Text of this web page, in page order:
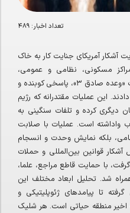
تعداد اخبار: ۴۸۹
آشکار آمریکای جنایت کار به خاک
مسکونی، نظامی و عمومی،
نیروهای مسلح ایران با طراحی عملیات «وعده صادق ۳»، پاسخی کوبنده و
این عملیات مقتدرانه که رژیم
دیگری کرده و تلفات سنگینی به
واداشته است. عملیات با صلابت
نظامی، بلکه نمایش وحدت و انسجام
قوانین بین‌المللی و حملات
با حمایت قاطع مراجع، علما،
شد. تحلیل ابعاد مختلف این
تا پیامدهای ژئوپلیتیکی و
اخیر منطقه حیاتی است. هر شلیک